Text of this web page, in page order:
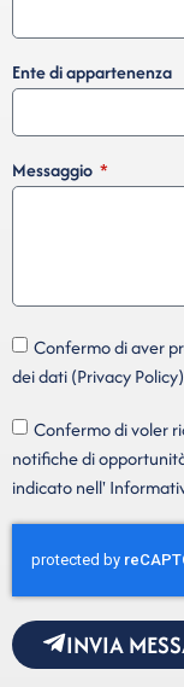
Ente di appartenenza
Messaggio
Confermo di aver
dei dati (Privacy
Confermo di voler
notifiche di
indicato nell'
INVIA